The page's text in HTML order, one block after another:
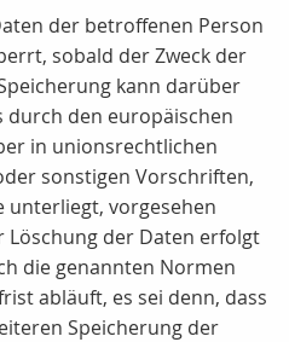
der betroffenen Person
sobald der Zweck der
kann darüber
durch den europäischen
in unionsrechtlichen
sonstigen Vorschriften,
unterliegt, vorgesehen
Löschung der Daten erfolgt
die genannten Normen
abläuft, es sei denn, dass
Speicherung der